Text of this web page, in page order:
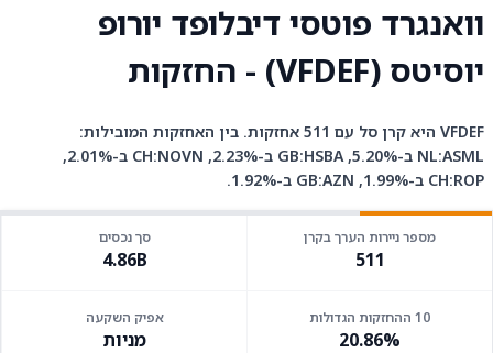
וואנגרד פוטסי דיבלופד יורופ
יוסיטס (VFDEF) - החזקות
VFDEF היא קרן סל עם 511 אחזקות. בין האחזקות המובילות:
NL:ASML ב-5.20%, GB:HSBA ב-2.23%, CH:NOVN ב-2.01%,
CH:ROP ב-1.99%, GB:AZN ב-1.92%.
מספר ניירות הערך בקרן
511
סך נכסים
4.86B
10 ההחזקות הגדולות
20.86%
אפיק השקעה
מניות